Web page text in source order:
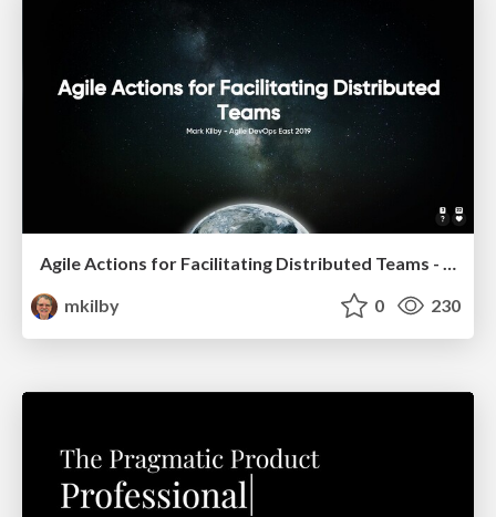
Agile Actions for Facilitating Distributed Teams - ADO2019
mkilby
0 230